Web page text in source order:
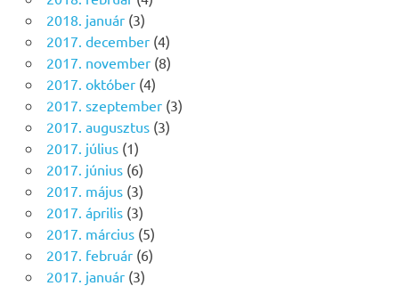
2018. január(3)
2017. december(4)
2017. november(8)
2017. október(4)
2017. szeptember(3)
2017. augusztus(3)
2017. július(1)
2017. június(6)
2017. május(3)
2017. április(3)
2017. március(5)
2017. február(6)
2017. január(3)